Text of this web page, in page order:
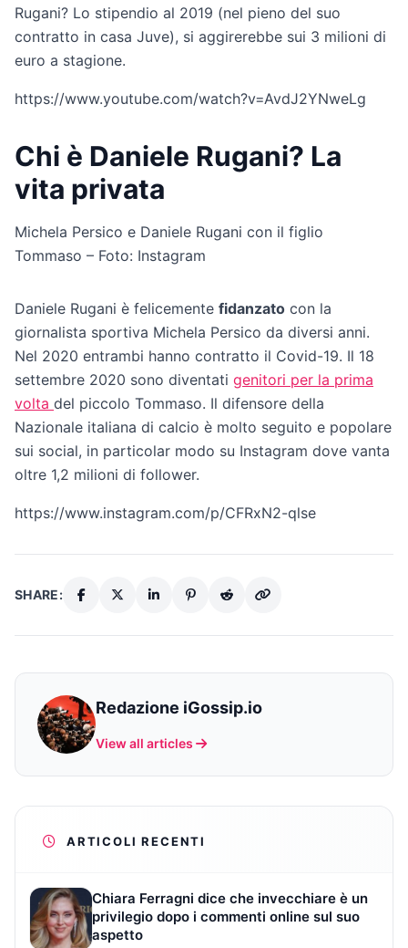
Rugani? Lo stipendio al 2019 (nel pieno del suo
contratto in casa Juve), si aggirerebbe sui 3 milioni di
euro a stagione.
https://www.youtube.com/watch?v=AvdJ2YNweLg
Chi è Daniele Rugani? La
vita privata
Michela Persico e Daniele Rugani con il figlio
Tommaso – Foto: Instagram
Daniele Rugani è felicemente fidanzato con la
giornalista sportiva Michela Persico da diversi anni.
Nel 2020 entrambi hanno contratto il Covid-19. Il 18
settembre 2020 sono diventati genitori per la prima
volta del piccolo Tommaso. Il difensore della
Nazionale italiana di calcio è molto seguito e popolare
sui social, in particolar modo su Instagram dove vanta
oltre 1,2 milioni di follower.
https://www.instagram.com/p/CFRxN2-qlse
SHARE:
Redazione iGossip.io
View all articles
ARTICOLI RECENTI
Chiara Ferragni dice che invecchiare è un
privilegio dopo i commenti online sul suo
aspetto